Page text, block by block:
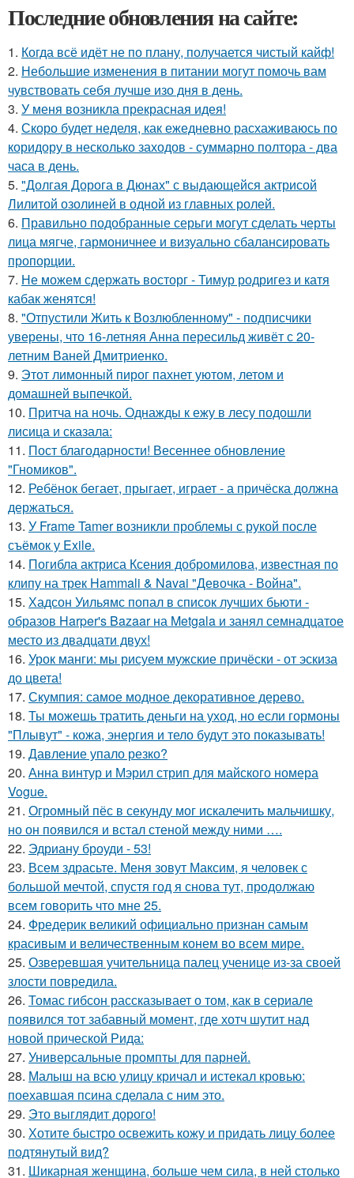
Последние обновления на сайте:
1. Когда всё идёт не по плану, получается чистый кайф!
2. Небольшие изменения в питании могут помочь вам
чувствовать себя лучше изо дня в день.
3. У меня возникла прекрасная идея!
4. Скоро будет неделя, как ежедневно расхаживаюсь по
коридору в несколько заходов - суммарно полтора - два
часа в день.
5. "Долгая Дорога в Дюнах" с выдающейся актрисой
Лилитой озолиней в одной из главных ролей.
6. Правильно подобранные серьги могут сделать черты
лица мягче, гармоничнее и визуально сбалансировать
пропорции.
7. Не можем сдержать восторг - Тимур родригез и катя
кабак женятся!
8. "Отпустили Жить к Возлюбленному" - подписчики
уверены, что 16-летняя Анна пересильд живёт с 20-
летним Ваней Дмитриенко.
9. Этот лимонный пирог пахнет уютом, летом и
домашней выпечкой.
10. Притча на ночь. Однажды к ежу в лесу подошли
лисица и сказала:
11. Пост благодарности! Весеннее обновление
"Гномиков".
12. Ребёнок бегает, прыгает, играет - а причёска должна
держаться.
13. У Frame Tamer возникли проблемы с рукой после
съёмок у Exile.
14. Погибла актриса Ксения добромилова, известная по
клипу на трек Hammali & Navai "Девочка - Война".
15. Хадсон Уильямс попал в список лучших бьюти -
образов Harper's Bazaar на Metgala и занял семнадцатое
место из двадцати двух!
16. Урок манги: мы рисуем мужские причёски - от эскиза
до цвета!
17. Скумпия: самое модное декоративное дерево.
18. Ты можешь тратить деньги на уход, но если гормоны
"Плывут" - кожа, энергия и тело будут это показывать!
19. Давление упало резко?
20. Анна винтур и Мэрил стрип для майского номера
Vogue.
21. Огромный пёс в секунду мог искалечить мальчишку,
но он появился и встал стеной между ними ….
22. Эдриану броуди - 53!
23. Всем здрасьте. Меня зовут Максим, я человек с
большой мечтой, спустя год я снова тут, продолжаю
всем говорить что мне 25.
24. Фредерик великий официально признан самым
красивым и величественным конем во всем мире.
25. Озверевшая учительница палец ученице из-за своей
злости повредила.
26. Томас гибсон рассказывает о том, как в сериале
появился тот забавный момент, где хотч шутит над
новой прической Рида:
27. Универсальные промпты для парней.
28. Малыш на всю улицу кричал и истекал кровью:
поехавшая псина сделала с ним это.
29. Это выглядит дорого!
30. Хотите быстро освежить кожу и придать лицу более
подтянутый вид?
31. Шикарная женщина, больше чем сила, в ней столько